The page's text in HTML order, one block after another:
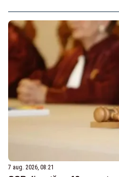
7 aug. 2026, 08:21